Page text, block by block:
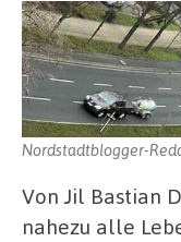
Nordstadtblogger-
Von Jil Bastian
nahezu alle